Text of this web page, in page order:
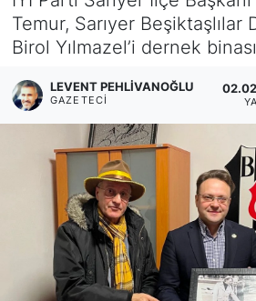
Temur, Sarıyer Beşiktaşlılar
Birol Yılmazel’i dernek
LEVENT PEHLIVANOĞLU
GAZETECI
KÖŞE YAZILARI
KÖŞE YAZILARI (Arşiv)
KÜLTÜR SANAT
MAGAZİN
RÖPORTAJ
SAĞLIK